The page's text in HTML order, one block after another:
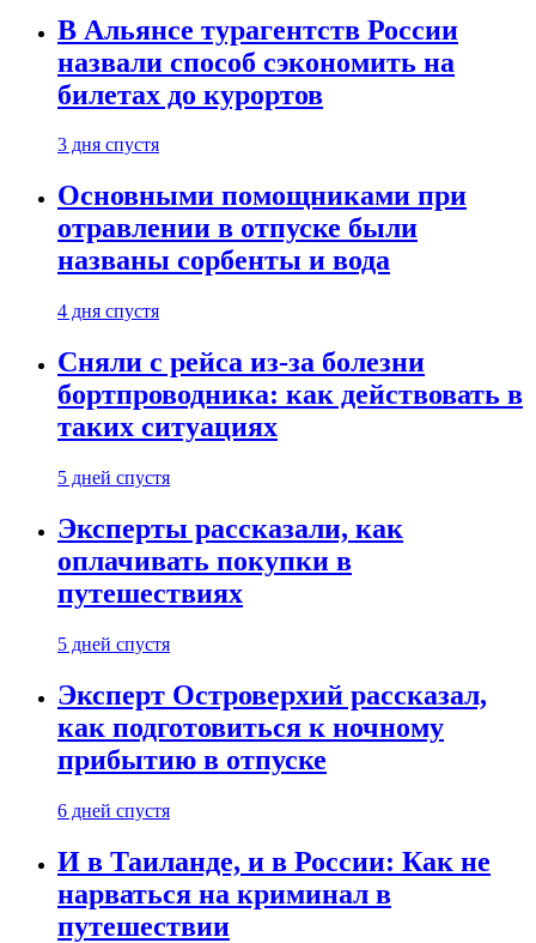
В Альянсе турагентств России
назвали способ сэкономить на
билетах до курортов
3 дня спустя
Основными помощниками при
отравлении в отпуске были
названы сорбенты и вода
4 дня спустя
Сняли с рейса из-за болезни
бортпроводника: как действовать в
таких ситуациях
5 дней спустя
Эксперты рассказали, как
оплачивать покупки в
путешествиях
5 дней спустя
Эксперт Островерхий рассказал,
как подготовиться к ночному
прибытию в отпуске
6 дней спустя
И в Таиланде, и в России: Как не
нарваться на криминал в
путешествии